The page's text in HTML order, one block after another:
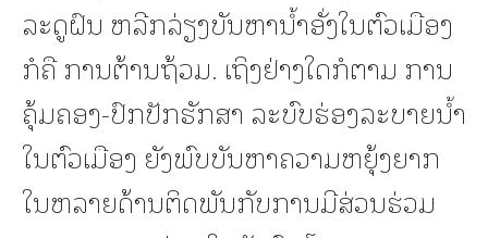
ລະດູຝົນ ຫລີກລ່ຽງບັນຫານ້ຳອັ່ງໃນຕົວເມືອງ
ກໍຄື ການຕ້ານຖ້ວມ. ເຖິງຢ່າງໃດກໍຕາມ ການ
ຄຸ້ມຄອງ-ປົກປັກຮັກສາ ລະບົບຮ່ອງລະບາຍນ້ຳ
ໃນຕົວເມືອງ ຍັງພົບບັນຫາຄວາມຫຍຸ້ງຍາກ
ໃນຫລາຍດ້ານຕິດພັນກັບການມີສ່ວນຮ່ວມ